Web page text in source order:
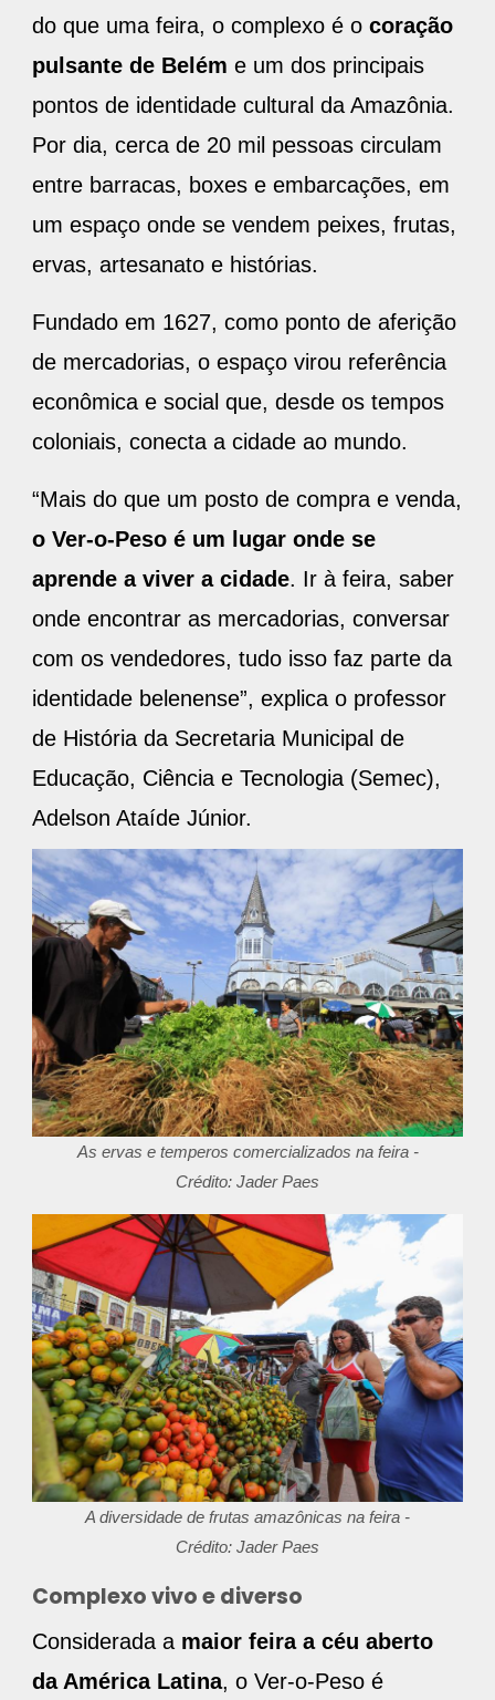
do que uma feira, o complexo é o coração
pulsante de Belém e um dos principais
pontos de identidade cultural da Amazônia.
Por dia, cerca de 20 mil pessoas circulam
entre barracas, boxes e embarcações, em
um espaço onde se vendem peixes, frutas,
ervas, artesanato e histórias.
Fundado em 1627, como ponto de aferição
de mercadorias, o espaço virou referência
econômica e social que, desde os tempos
coloniais, conecta a cidade ao mundo.
“Mais do que um posto de compra e venda,
o Ver-o-Peso é um lugar onde se
aprende a viver a cidade. Ir à feira, saber
onde encontrar as mercadorias, conversar
com os vendedores, tudo isso faz parte da
identidade belenense”, explica o professor
de História da Secretaria Municipal de
Educação, Ciência e Tecnologia (Semec),
Adelson Ataíde Júnior.
As ervas e temperos comercializados na feira -
Crédito: Jader Paes
A diversidade de frutas amazônicas na feira -
Crédito: Jader Paes
Complexo vivo e diverso
Considerada a maior feira a céu aberto
da América Latina, o Ver-o-Peso é